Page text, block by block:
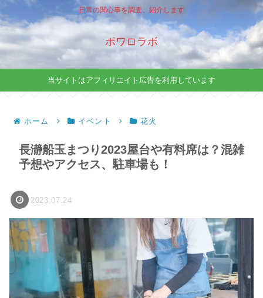
日常の関心事を調査、紹介します
ポワロラボ
当サイトはアフィリエイト広告を利用しています
ホーム イベント 花火
長瀞船玉まつり2023屋台や有料席は？混雑
予想やアクセス、駐車場も！
2023.07.24